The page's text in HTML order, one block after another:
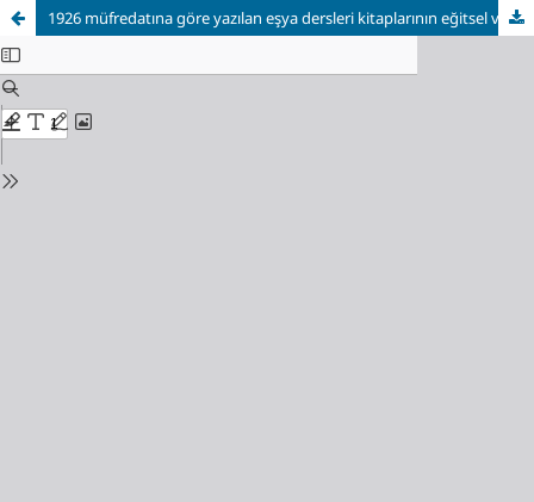
1926 müfredatına göre yazılan eşya dersleri kitaplarının eğitsel ve görsel tasarım yönünden analizi